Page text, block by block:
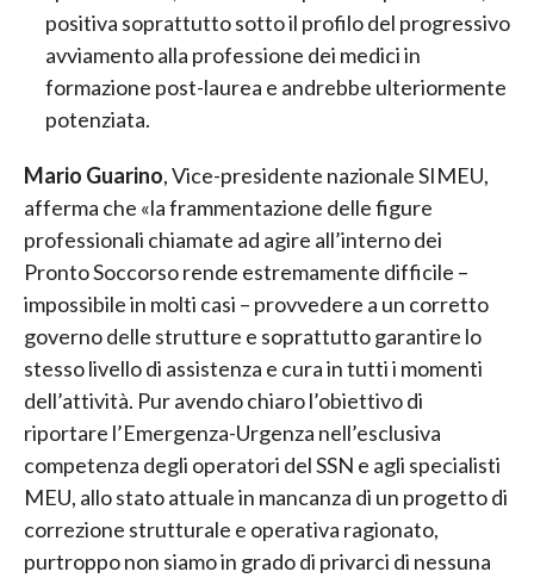
positiva soprattutto sotto il profilo del progressivo
avviamento alla professione dei medici in
formazione post-laurea e andrebbe ulteriormente
potenziata.
Mario Guarino, Vice-presidente nazionale SIMEU,
afferma che «la frammentazione delle figure
professionali chiamate ad agire all’interno dei
Pronto Soccorso rende estremamente difficile –
impossibile in molti casi – provvedere a un corretto
governo delle strutture e soprattutto garantire lo
stesso livello di assistenza e cura in tutti i momenti
dell’attività. Pur avendo chiaro l’obiettivo di
riportare l’Emergenza-Urgenza nell’esclusiva
competenza degli operatori del SSN e agli specialisti
MEU, allo stato attuale in mancanza di un progetto di
correzione strutturale e operativa ragionato,
purtroppo non siamo in grado di privarci di nessuna